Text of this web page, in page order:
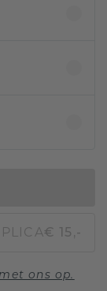
€ 15,-
ons op.